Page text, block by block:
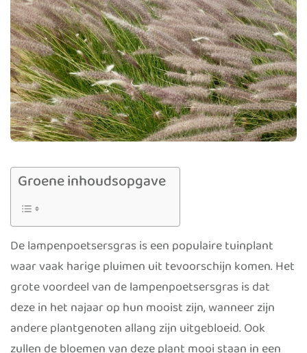
Groene inhoudsopgave
De lampenpoetsersgras is een populaire tuinplant
waar vaak harige pluimen uit tevoorschijn komen. Het
grote voordeel van de lampenpoetsersgras is dat
deze in het najaar op hun mooist zijn, wanneer zijn
andere plantgenoten allang zijn uitgebloeid. Ook